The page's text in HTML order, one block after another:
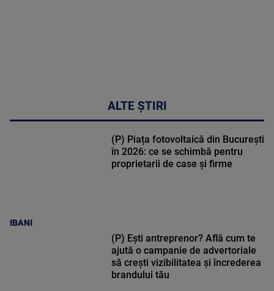
ALTE ȘTIRI
IBANI
(P) Piața fotovoltaică din București
în 2026: ce se schimbă pentru
proprietarii de case și firme
(P) Ești antreprenor? Află cum te
ajută o campanie de advertoriale
să crești vizibilitatea și încrederea
brandului tău